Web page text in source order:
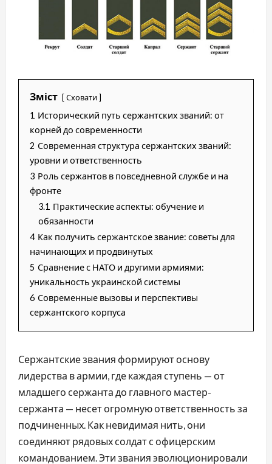
Зміст Сховати
1 Исторический путь сержантских званий: от
корней до современности
2 Современная структура сержантских званий:
уровни и ответственность
3 Роль сержантов в повседневной службе и на
фронте
3.1 Практические аспекты: обучение и
обязанности
4 Как получить сержантское звание: советы для
начинающих и продвинутых
5 Сравнение с НАТО и другими армиями:
уникальность украинской системы
6 Современные вызовы и перспективы
сержантского корпуса
Сержантские звания формируют основу
лидерства в армии, где каждая ступень — от
младшего сержанта до главного мастер-
сержанта — несет огромную ответственность за
подчиненных. Как невидимая нить, они
соединяют рядовых солдат с офицерским
командованием. Эти звания эволюционировали